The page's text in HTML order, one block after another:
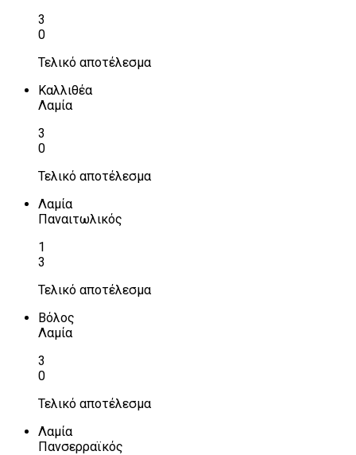
3
0
Τελικό αποτέλεσμα
Καλλιθέα
Λαμία
3
0
Τελικό αποτέλεσμα
Λαμία
Παναιτωλικός
1
3
Τελικό αποτέλεσμα
Βόλος
Λαμία
3
0
Τελικό αποτέλεσμα
Λαμία
Πανσερραϊκός